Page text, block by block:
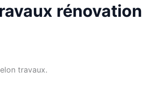
rénovation
travaux.